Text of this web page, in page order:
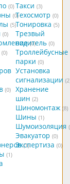
(0)
(0)
(5)
(0)
(0)
(0)
(0)
(1)
(1)
Такси (3)
Техосмотр (0)
Тонировка (5)
Трезвый
водитель (0)
Троллейбусные
парки (0)
Установка
сигнализации
Хранение
шин (2)
Шиномонтаж (8)
Шины (1)
Шумоизоляция
Эвакуатор (0)
Экспертиза (0)